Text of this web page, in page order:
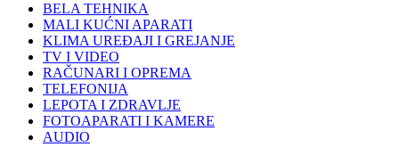
BELA TEHNIKA
MALI KUĆNI APARATI
KLIMA UREĐAJI I GREJANJE
TV I VIDEO
RAČUNARI I OPREMA
TELEFONIJA
LEPOTA I ZDRAVLJE
FOTOAPARATI I KAMERE
AUDIO